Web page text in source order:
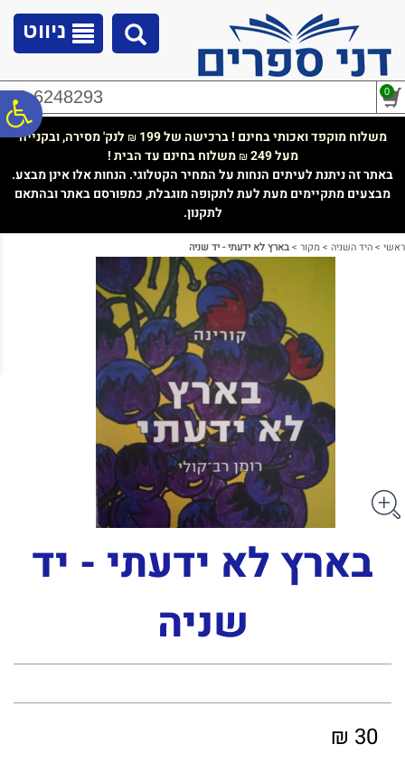
נגישות
ניווט
02-6248293 0
משלוח מוקפד ואכותי בחינם ! ברכישה של 199 ₪ לנק' מסירה, ובקנייה
מעל 249
₪משלוח בחינם עד הבית !
באתר זה ניתנת לעיתים הנחות על המחיר הקטלוגי. הנחות אלו אינן מבצע.
מבצעים מתקיימים מעת לעת לתקופה מוגבלת, כמפורסם באתר ובהתאם
לתקנון.
ראשי >היד השניה >מקור >בארץ לא ידעתי - יד שניה
בארץ לא ידעתי - יד
שניה
30 ₪